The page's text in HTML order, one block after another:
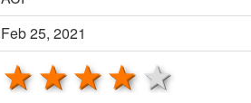
Feb 25, 2021
4 stars
3 stars
2 stars
1 star